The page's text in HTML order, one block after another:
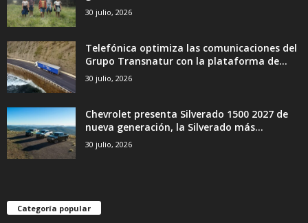
30 julio, 2026
Telefónica optimiza las comunicaciones del
Grupo Transnatur con la plataforma de...
30 julio, 2026
Chevrolet presenta Silverado 1500 2027 de
nueva generación, la Silverado más...
30 julio, 2026
Categoría popular